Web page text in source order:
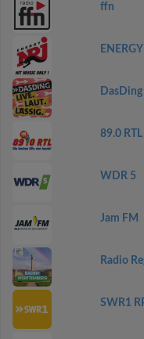
ffn
DasDing
89.0
WDR 5
Jam FM
Radio
SWR1